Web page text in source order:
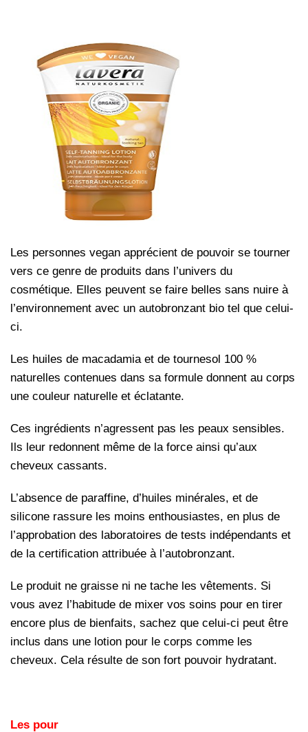
Les personnes vegan apprécient de pouvoir se tourner
vers ce genre de produits dans l’univers du
cosmétique. Elles peuvent se faire belles sans nuire à
l’environnement avec un autobronzant bio tel que celui-
ci.
Les huiles de macadamia et de tournesol 100 %
naturelles contenues dans sa formule donnent au corps
une couleur naturelle et éclatante.
Ces ingrédients n’agressent pas les peaux sensibles.
Ils leur redonnent même de la force ainsi qu’aux
cheveux cassants.
L’absence de paraffine, d’huiles minérales, et de
silicone rassure les moins enthousiastes, en plus de
l’approbation des laboratoires de tests indépendants et
de la certification attribuée à l’autobronzant.
Le produit ne graisse ni ne tache les vêtements. Si
vous avez l’habitude de mixer vos soins pour en tirer
encore plus de bienfaits, sachez que celui-ci peut être
inclus dans une lotion pour le corps comme les
cheveux. Cela résulte de son fort pouvoir hydratant.
Les pour